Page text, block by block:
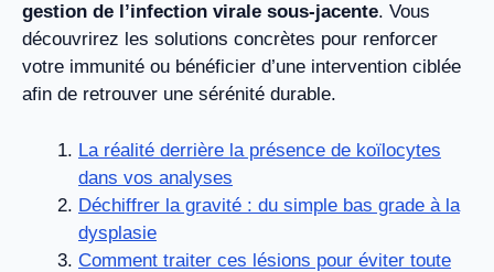
gestion de l’infection virale sous-jacente. Vous
découvrirez les solutions concrètes pour renforcer
votre immunité ou bénéficier d’une intervention ciblée
afin de retrouver une sérénité durable.
La réalité derrière la présence de koïlocytes
dans vos analyses
Déchiffrer la gravité : du simple bas grade à la
dysplasie
Comment traiter ces lésions pour éviter toute